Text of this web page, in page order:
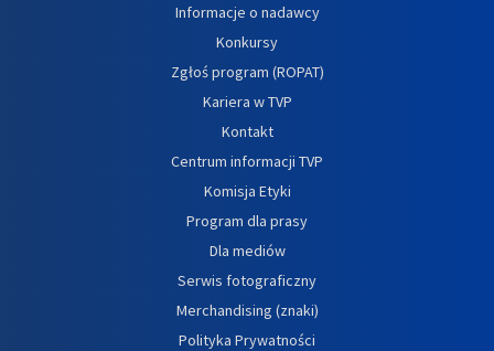
Informacje o nadawcy
Konkursy
Zgłoś program (ROPAT)
Kariera w TVP
Kontakt
Centrum informacji TVP
Komisja Etyki
Program dla prasy
Dla mediów
Serwis fotograficzny
Merchandising (znaki)
Polityka Prywatności